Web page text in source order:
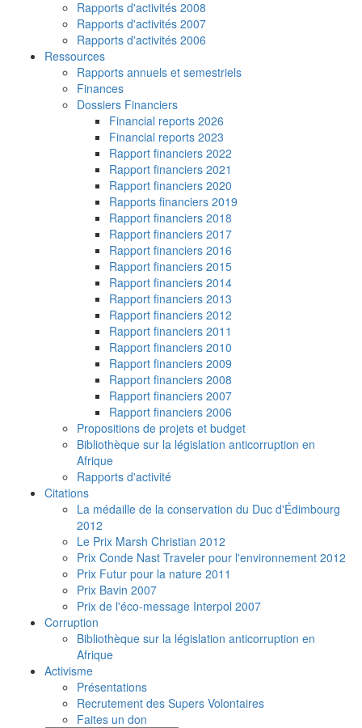
Rapports d'activités 2008
Rapports d'activités 2007
Rapports d'activités 2006
Ressources
Rapports annuels et semestriels
Finances
Dossiers Financiers
Financial reports 2026
Financial reports 2023
Rapport financiers 2022
Rapport financiers 2021
Rapport financiers 2020
Rapports financiers 2019
Rapport financiers 2018
Rapport financiers 2017
Rapport financiers 2016
Rapport financiers 2015
Rapport financiers 2014
Rapport financiers 2013
Rapport financiers 2012
Rapport financiers 2011
Rapport financiers 2010
Rapport financiers 2009
Rapport financiers 2008
Rapport financiers 2007
Rapport financiers 2006
Propositions de projets et budget
Bibliothèque sur la législation anticorruption en
Afrique
Rapports d'activité
Citations
La médaille de la conservation du Duc d'Édimbourg
2012
Le Prix Marsh Christian 2012
Prix Conde Nast Traveler pour l'environnement 2012
Prix Futur pour la nature 2011
Prix Bavin 2007
Prix de l'éco-message Interpol 2007
Corruption
Bibliothèque sur la législation anticorruption en
Afrique
Activisme
Présentations
Recrutement des Supers Volontaires
Faites un don